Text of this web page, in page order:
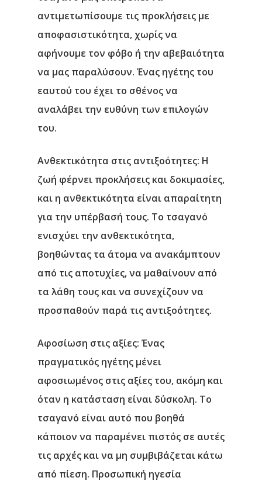
αντιμετωπίσουμε τις προκλήσεις με
αποφασιστικότητα, χωρίς να
αφήνουμε τον φόβο ή την αβεβαιότητα
να μας παραλύσουν. Ένας ηγέτης του
εαυτού του έχει το σθένος να
αναλάβει την ευθύνη των επιλογών
του.
Ανθεκτικότητα στις αντιξοότητες: Η
ζωή φέρνει προκλήσεις και δοκιμασίες,
και η ανθεκτικότητα είναι απαραίτητη
για την υπέρβασή τους. Το τσαγανό
ενισχύει την ανθεκτικότητα,
βοηθώντας τα άτομα να ανακάμπτουν
από τις αποτυχίες, να μαθαίνουν από
τα λάθη τους και να συνεχίζουν να
προσπαθούν παρά τις αντιξοότητες.
Αφοσίωση στις αξίες: Ένας
πραγματικός ηγέτης μένει
αφοσιωμένος στις αξίες του, ακόμη και
όταν η κατάσταση είναι δύσκολη. Το
τσαγανό είναι αυτό που βοηθά
κάποιον να παραμένει πιστός σε αυτές
τις αρχές και να μη συμβιβάζεται κάτω
από πίεση. Προσωπική ηγεσία